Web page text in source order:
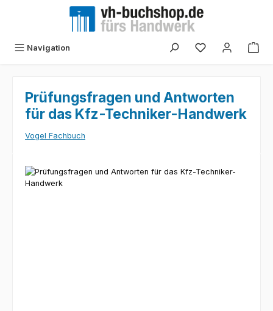
Zum Hauptinhalt springen
Navigation
Prüfungsfragen und Antworten
für das Kfz-Techniker-Handwerk
Vogel Fachbuch
Bildergalerie überspringen